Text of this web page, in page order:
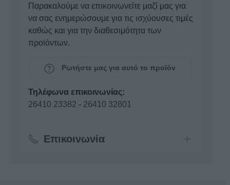
Παρακαλούμε να επικοινωνείτε μαζί μας για
να σας ενημερώσουμε για τις ισχύουσες τιμές
καθώς και για την διαθεσιμότητα των
προϊόντων.
Ρωτήστε μας για αυτό το προϊόν
Τηλέφωνα επικοινωνίας:
26410 23382 - 26410 32801
Επικοινωνία